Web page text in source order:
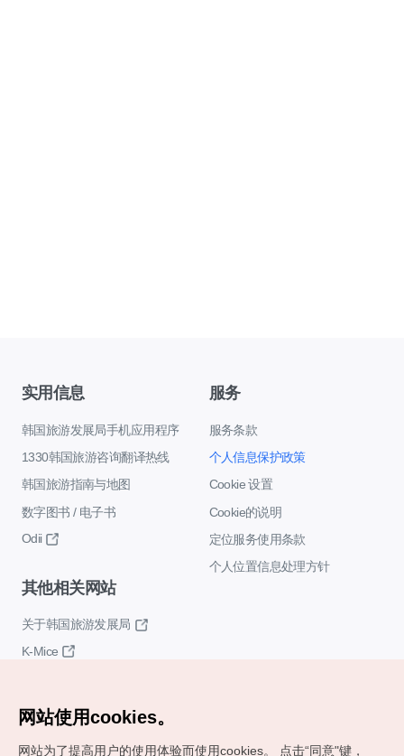
实用信息
韩国旅游发展局手机应用程序
1330韩国旅游咨询翻译热线
韩国旅游指南与地图
数字图书 / 电子书
Odii
服务
服务条款
个人信息保护政策
Cookie 设置
Cookie的说明
定位服务使用条款
个人位置信息处理方针
其他相关网站
关于韩国旅游发展局
K-Mice
网站使用cookies。
网站为了提高用户的使用体验而使用cookies。 点击“同意"键，